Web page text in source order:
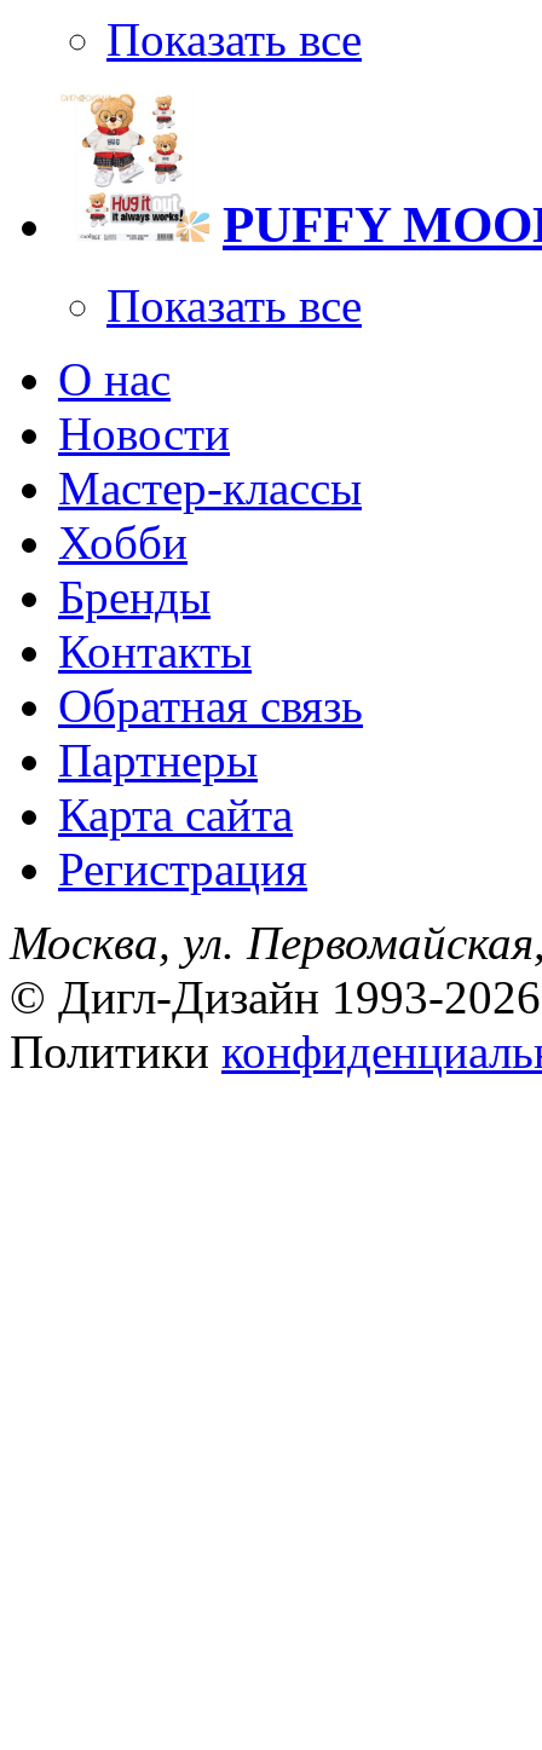
Показать все
PUFFY
Показать все
О нас
Новости
Мастер-классы
Хобби
Бренды
Контакты
Обратная связь
Партнеры
Карта сайта
Регистрация
Москва, ул.
© Дигл-Дизайн 1993-2026
Политики